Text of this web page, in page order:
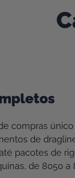
compras único
de
pacotes de
de 8050 a